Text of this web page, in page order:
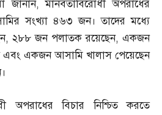
জানান,মানবতাবিরোধী অপরাধের
সংখ্যা ৪৬৩ জন। তাদের মধ্যে
, ২৮৮ জন পলাতক রয়েছেন, একজন
একজন আসামি খালাস পেয়েছেন
অপরাধের বিচার নিশ্চিত করতে